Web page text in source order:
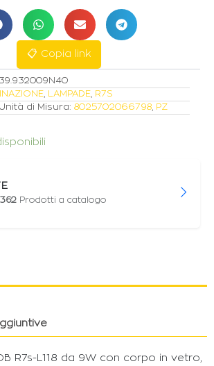
📋 Copia link
39.932009N40
, LAMPADE, R7S
di Misura: 8025702066798, PZ
362 Prodotti a catalogo
R7s-L118 da 9W con corpo in vetro,